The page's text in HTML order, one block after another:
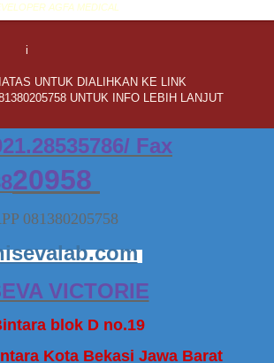
AGFA MEDICAL
i
UNTUK DIALIHKAN KE LINK
UNTUK INFO LEBIH LANJUT
Fax
20958
081380205758
VICTORIE
blok D no.19
Kota Bekasi Jawa Barat